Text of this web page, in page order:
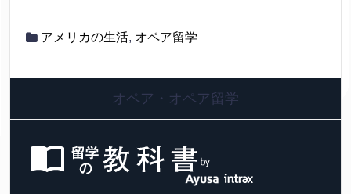
アメリカの生活, オペア留学
オペア・オペア留学